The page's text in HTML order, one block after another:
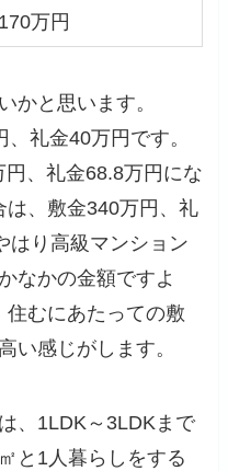
170万円
かと思います。
礼金40万円です。
、礼金68.8万円にな
は、敷金340万円、礼
はり高級マンション
なかの金額ですよ
むにあたっての敷
い感じがします。
、1LDK～3LDKまで
と1人暮らしをする